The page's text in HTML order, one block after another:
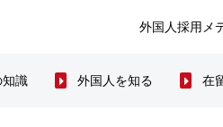
外国人採用メ
知識 外国人を知る 在